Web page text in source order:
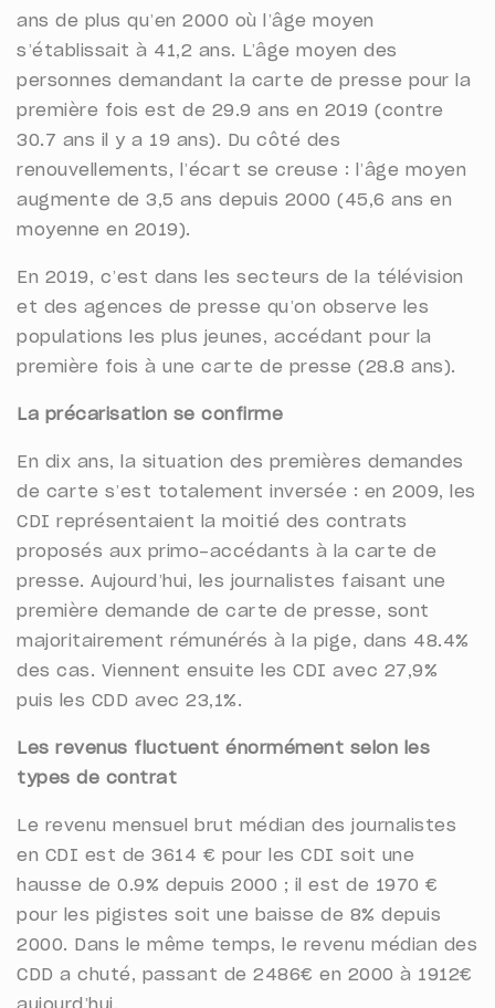
ans de plus qu’en 2000 où l’âge moyen
s’établissait à 41,2 ans. L’âge moyen des
personnes demandant la carte de presse pour la
première fois est de 29.9 ans en 2019 (contre
30.7 ans il y a 19 ans). Du côté des
renouvellements, l’écart se creuse : l’âge moyen
augmente de 3,5 ans depuis 2000 (45,6 ans en
moyenne en 2019).
En 2019, c’est dans les secteurs de la télévision
et des agences de presse qu’on observe les
populations les plus jeunes, accédant pour la
première fois à une carte de presse (28.8 ans).
La précarisation se confirme
En dix ans, la situation des premières demandes
de carte s’est totalement inversée : en 2009, les
CDI représentaient la moitié des contrats
proposés aux primo-accédants à la carte de
presse. Aujourd’hui, les journalistes faisant une
première demande de carte de presse, sont
majoritairement rémunérés à la pige, dans 48.4%
des cas. Viennent ensuite les CDI avec 27,9%
puis les CDD avec 23,1%.
Les revenus fluctuent énormément selon les
types de contrat
Le revenu mensuel brut médian des journalistes
en CDI est de 3614 € pour les CDI soit une
hausse de 0.9% depuis 2000 ; il est de 1970 €
pour les pigistes soit une baisse de 8% depuis
2000. Dans le même temps, le revenu médian des
CDD a chuté, passant de 2486€ en 2000 à 1912€